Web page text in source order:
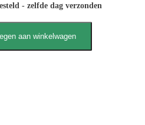
- zelfde dag verzonden
aan winkelwagen